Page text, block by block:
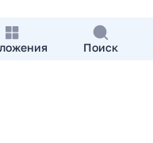
Поиск